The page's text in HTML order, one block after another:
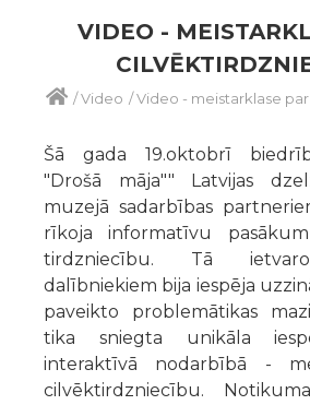
VIDEO -
/Video /Video - meistarklase
Šā gada 19.oktobrī
"Drošā māja"" Latvijas
muzejā sadarbības
rīkoja informatīvu
tirdzniecību. Tā
dalībniekiem bija iespēja
paveikto problemātikas
tika sniegta unikāla
interaktīvā nodarbībā -
cilvēktirdzniecību.